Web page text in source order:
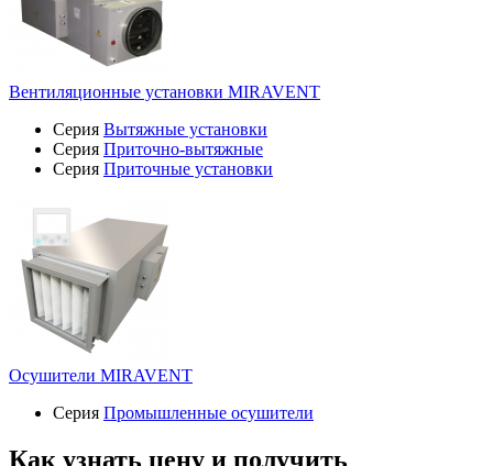
Вентиляционные установки MIRAVENT
Серия Вытяжные установки
Серия Приточно-вытяжные
Серия Приточные установки
Осушители MIRAVENT
Серия Промышленные осушители
Как узнать цену и получить